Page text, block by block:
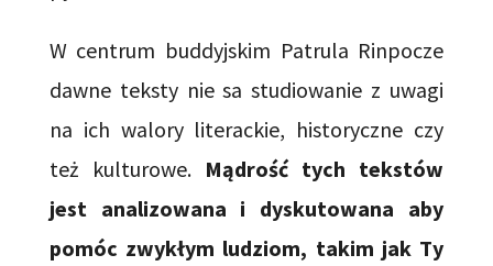
W centrum buddyjskim Patrula Rinpocze
dawne teksty nie sa studiowanie z uwagi
na ich walory literackie, historyczne czy
też kulturowe. Mądrość tych tekstów
jest analizowana i dyskutowana aby
pomóc zwykłym ludziom, takim jak Ty